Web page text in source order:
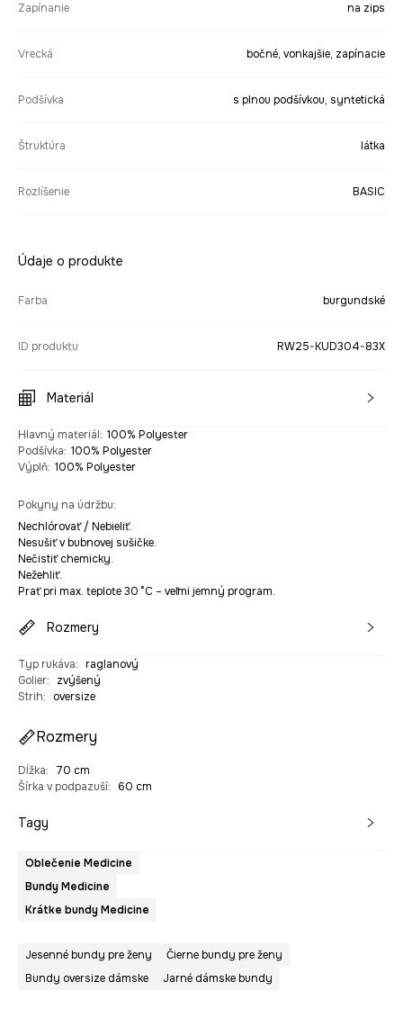
Zapínanie na zips
Vrecká bočné, vonkajšie, zapínacie
Podšívka s plnou podšívkou, syntetická
Štruktúra látka
Rozlíšenie BASIC
Údaje o produkte
Farba burgundské
ID produktu RW25-KUD304-83X
Materiál
Hlavný materiál: 100% Polyester
Podšívka: 100% Polyester
Výplň: 100% Polyester
Pokyny na údržbu:
Nechlórovať / Nebieliť.
Nesušiť v bubnovej sušičke.
Nečistiť chemicky.
Nežehliť.
Prať pri max. teplote 30 °C – veľmi jemný program.
Rozmery
Typ rukáva: raglanový
Golier:
zvýšený
Strih: oversize
Rozmery
Dĺžka:
70 cm
Šírka v podpazuší: 60 cm
Tagy
Oblečenie Medicine
Bundy Medicine
Krátke bundy Medicine
Jesenné bundy pre ženy
Čierne bundy pre ženy
Bundy oversize dámske
Jarné dámske bundy